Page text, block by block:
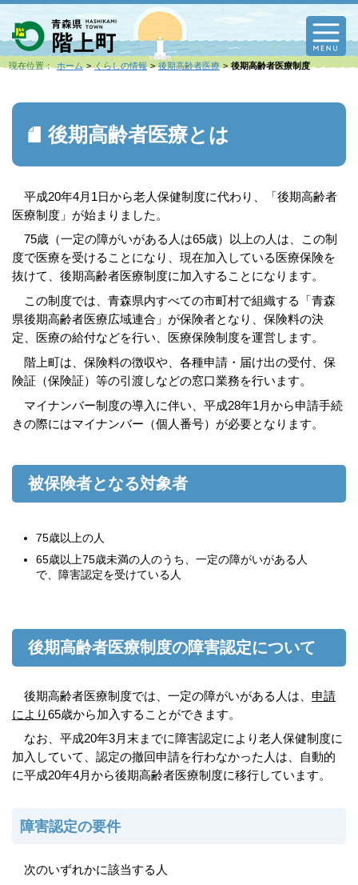
現在位置： ホーム くらしの情報 後期高齢者医療 後期高齢者医療制度
後期高齢者医療とは
平成20年4月1日から老人保健制度に代わり、「後期高齢者
医療制度」が始まりました。
75歳（一定の障がいがある人は65歳）以上の人は、この制
度で医療を受けることになり、現在加入している医療保険を
抜けて、後期高齢者医療制度に加入することになります。
この制度では、青森県内すべての市町村で組織する「青森
県後期高齢者医療広域連合」が保険者となり、保険料の決
定、医療の給付などを行い、医療保険制度を運営します。
階上町は、保険料の徴収や、各種申請・届け出の受付、保
険証（保険証）等の引渡しなどの窓口業務を行います。
マイナンバー制度の導入に伴い、平成28年1月から申請手続
きの際にはマイナンバー（個人番号）が必要となります。
被保険者となる対象者
75歳以上の人
65歳以上75歳未満の人のうち、一定の障がいがある人
で、障害認定を受けている人
後期高齢者医療制度の障害認定について
後期高齢者医療制度では、一定の障がいがある人は、 申請
により65歳から加入することができます。
なお、平成20年3月末までに障害認定により老人保健制度に
加入していて、認定の撤回申請を行わなかった人は、自動的
に平成20年4月から後期高齢者医療制度に移行しています。
障害認定の要件
次のいずれかに該当する人